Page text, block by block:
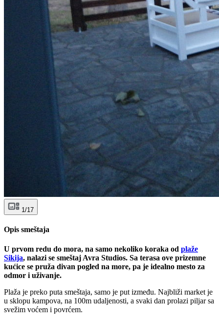
1/17
Opis smeštaja
U prvom redu do mora, na samo nekoliko koraka od plaže
Sikija, nalazi se smeštaj Avra Studios. Sa terasa ove prizemne
kućice se pruža divan pogled na more, pa je idealno mesto za
odmor i uživanje.
Plaža je preko puta smeštaja, samo je put između. Najbliži market je
u sklopu kampova, na 100m udaljenosti, a svaki dan prolazi piljar sa
svežim voćem i povrćem.